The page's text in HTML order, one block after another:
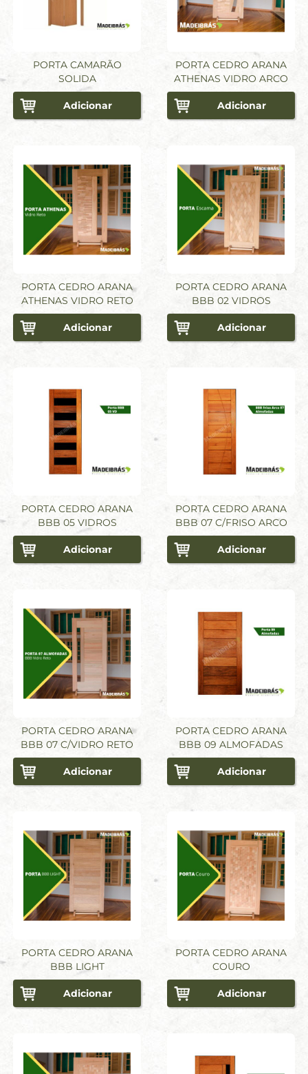
PORTA CAMARÃO
SOLIDA
Adicionar
PORTA CEDRO ARANA
ATHENAS VIDRO ARCO
Adicionar
PORTA CEDRO ARANA
ATHENAS VIDRO RETO
Adicionar
PORTA CEDRO ARANA
BBB 02 VIDROS
Adicionar
PORTA CEDRO ARANA
BBB 05 VIDROS
Adicionar
PORTA CEDRO ARANA
BBB 07 C/FRISO ARCO
Adicionar
PORTA CEDRO ARANA
BBB 07 C/VIDRO RETO
Adicionar
PORTA CEDRO ARANA
BBB 09 ALMOFADAS
Adicionar
PORTA CEDRO ARANA
BBB LIGHT
Adicionar
PORTA CEDRO ARANA
COURO
Adicionar